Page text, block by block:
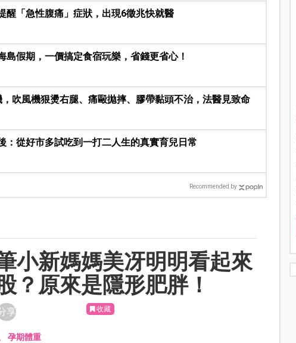
醒「急性腹痛」症狀，出現6徵兆快就醫
島假期，一價搞定食宿玩樂，省錢更省心！
吹風機狠燙右腿、痛毆拋摔、膠帶黏頭不治，法醫見致命
：從好市多試吃到一打二人生的真實育兒日常
Recommended by
小新媽媽美冴明明看起來
？原來是隱形肥胖！
享 收藏
孕期體重